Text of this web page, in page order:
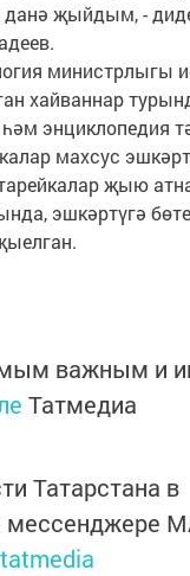
данә җыйдым, -
министрлыгы
хайваннар
энциклопедия
махсус
җыю
эшкәртүгә
важным и
Татмедиа
Татарстана в
мессенджере